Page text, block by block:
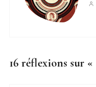
16 réflexions sur «